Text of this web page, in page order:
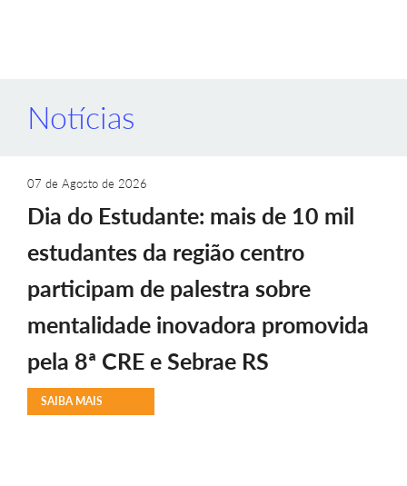
Notícias
07 de Agosto de 2026
Dia do Estudante: mais de 10 mil
estudantes da região centro
participam de palestra sobre
mentalidade inovadora promovida
pela 8ª CRE e Sebrae RS
SAIBA MAIS